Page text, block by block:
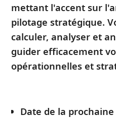
mettant l'accent sur
pilotage stratégique.
calculer, analyser et
guider efficacement
opérationnelles et
Date de la prochaine